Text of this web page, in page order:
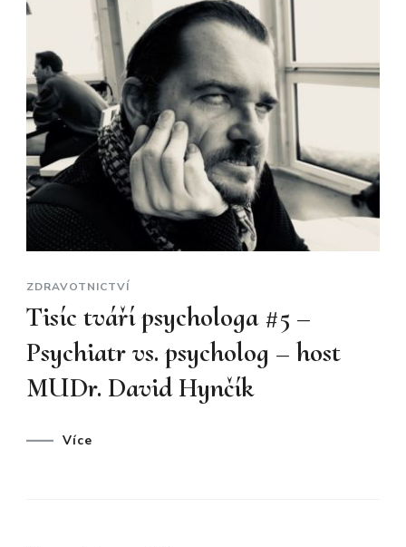
ZDRAVOTNICTVÍ
Tisíc tváří psychologa #5 –
Psychiatr vs. psycholog – host
MUDr. David Hynčík
Více